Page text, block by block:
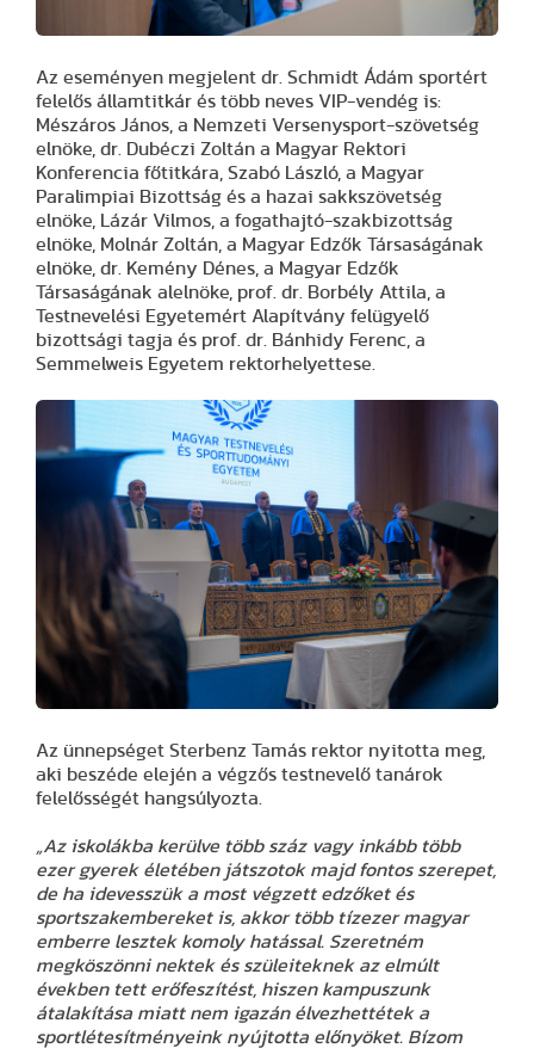
Az eseményen megjelent dr. Schmidt Ádám sportért
felelős államtitkár és több neves VIP-vendég is:
Mészáros János, a Nemzeti Versenysport-szövetség
elnöke, dr. Dubéczi Zoltán a Magyar Rektori
Konferencia főtitkára, Szabó László, a Magyar
Paralimpiai Bizottság és a hazai sakkszövetség
elnöke, Lázár Vilmos, a fogathajtó-szakbizottság
elnöke, Molnár Zoltán, a Magyar Edzők Társaságának
elnöke, dr. Kemény Dénes, a Magyar Edzők
Társaságának alelnöke, prof. dr. Borbély Attila, a
Testnevelési Egyetemért Alapítvány felügyelő
bizottsági tagja és prof. dr. Bánhidy Ferenc, a
Semmelweis Egyetem rektorhelyettese.
Az ünnepséget Sterbenz Tamás rektor nyitotta meg,
aki beszéde elején a végzős testnevelő tanárok
felelősségét hangsúlyozta.
„Az iskolákba kerülve több száz vagy inkább több
ezer gyerek életében játszotok majd fontos szerepet,
de ha idevesszük a most végzett edzőket és
sportszakembereket is, akkor több tízezer magyar
emberre lesztek komoly hatással. Szeretném
megköszönni nektek és szüleiteknek az elmúlt
években tett erőfeszítést, hiszen kampuszunk
átalakítása miatt nem igazán élvezhettétek a
sportlétesítményeink nyújtotta előnyöket. Bízom